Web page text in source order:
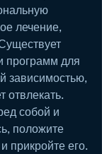
лечение,
программ для
зависимостью,
отвлекать.
собой и
положите
прикройте его.